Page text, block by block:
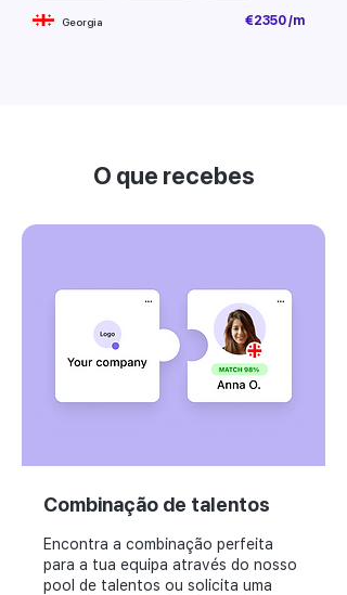
Georgia €2350 /m
O que recebes
Combinação de talentos
Encontra a combinação perfeita
para a tua equipa através do nosso
pool de talentos ou solicita uma